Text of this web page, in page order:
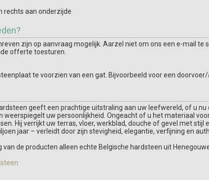
rechts aan onderzijde
zijn op aanvraag mogelijk. Aarzel niet om ons een e-mail te
offerte toesturen.
te voorzien van een gat. Bijvoorbeeld voor een
geeft een prachtige uitstraling aan uw leefwereld, of u
weerspiegelt uw persoonlijkheid. Ongeacht of u het materiaal
Hij verrijkt uw terras, vloer, werkblad, douche of gevel met
jaar – verleidt door zijn stevigheid, elegantie, verfijning en
van de producten alleen echte Belgische hardsteen uit